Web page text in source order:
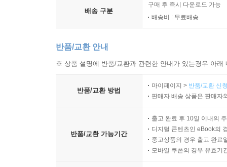
배송 구분
구매 후 즉시 다운로드 가능
배송비 : 무료배송
반품/교환 안내
※ 상품 설명에 반품/교환과 관련한 안내가 있는경우 아
반품/교환 방법
마이페이지 > 반품/교환 신
판매자 배송 상품은 판매자
반품/교환 가능기간
출고 완료 후 10일 이내의
디지털 콘텐츠인 eBook의
중고상품의 경우 출고 완료
모바일 쿠폰의 경우 유효기